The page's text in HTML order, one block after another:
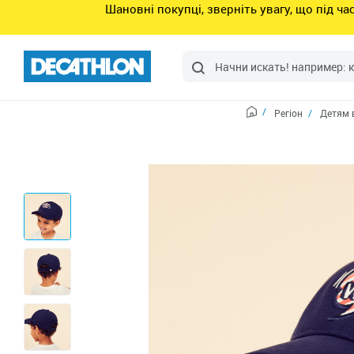
Шановні покупці, зверніть увагу, що під
Регіон Детям